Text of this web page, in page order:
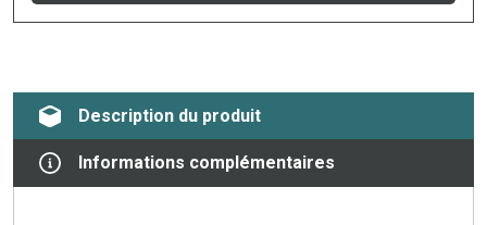
Description du produit
Informations complémentaires